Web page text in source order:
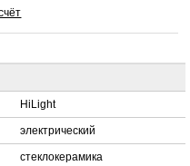
HiLight
электрический
cтеклокерамика